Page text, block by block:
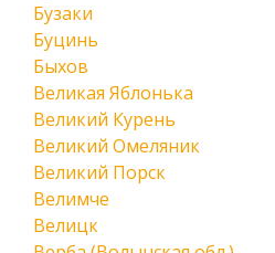
Бузаки
Буцинь
Быхов
Великая Яблонька
Великий Курень
Великий Омеляник
Великий Порск
Велимче
Велицк